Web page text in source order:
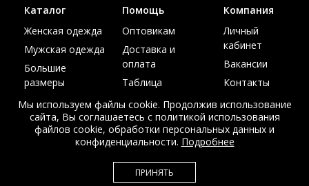
© Интернет магазин верхней одежды из меха и кожи
EDEM-ROOM 2011-2026
Каталог
Женская одежда
Мужская одежда
Большие
размеры
Акции
Помощь
Оптовикам
Доставка и
оплата
Таблица
Компания
Личный
кабинет
Вакансии
Контакты
Мы используем файлы cookie. Продолжив использование
сайта, Вы соглашаетесь с политикой использования
файлов cookie, обработки персональных данных и
конфиденциальности. Подробнее
ПРИНЯТЬ